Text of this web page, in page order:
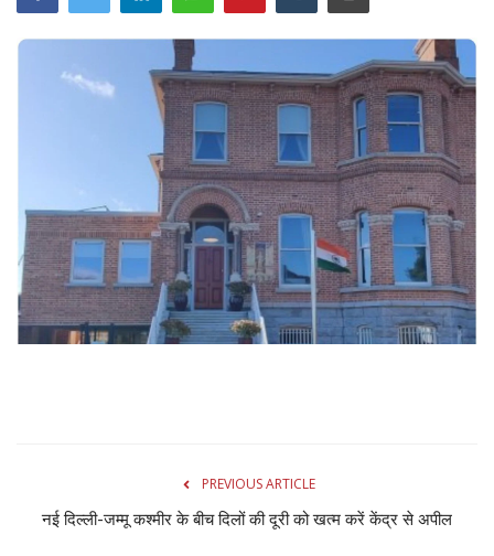
उत्तर प्रदेश
बिज़नेस
Gallery
क्रिकेट
अजब गज़ब
PREVIOUS ARTICLE
नई दिल्ली-जम्मू कश्मीर के बीच दिलों की दूरी को खत्म करें केंद्र से अपील